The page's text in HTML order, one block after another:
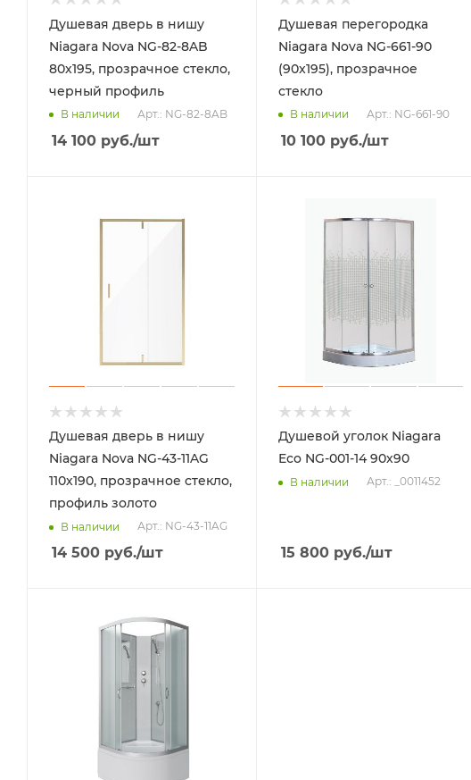
Душевая дверь в нишу
Niagara Nova NG-82-8AB
80х195, прозрачное стекло,
черный профиль
В наличии Арт.: NG-82-8AB
14 100 руб./шт
Душевая перегородка
Niagara Nova NG-661-90
(90x195), прозрачное
стекло
В наличии Арт.: NG-661-90
10 100руб./шт
Душевая дверь в нишу
Niagara Nova NG-43-11AG
110х190, прозрачное стекло,
профиль золото
В наличии Арт.: NG-43-11AG
14 500 руб./шт
Душевой уголок Niagara
Eco NG-001-14 90х90
В наличии Арт.: _0011452
15 800руб./шт